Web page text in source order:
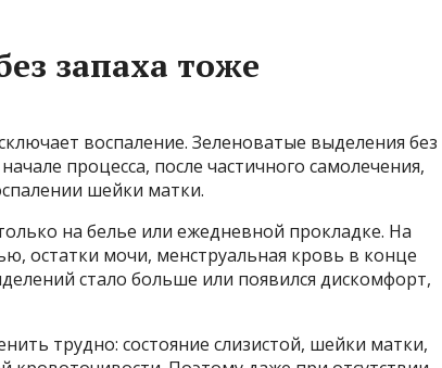
запаха тоже
воспаление. Зеленоватые выделения без
процесса, после частичного самолечения,
шейки матки.
на белье или ежедневной прокладке. На
остатки мочи, менструальная кровь в конце
стало больше или появился дискомфорт,
трудно: состояние слизистой, шейки матки,